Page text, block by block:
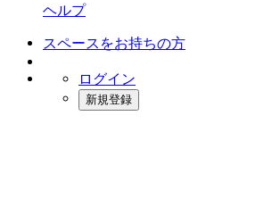
ヘルプ
スペースをお持ちの方
ログイン
新規登録